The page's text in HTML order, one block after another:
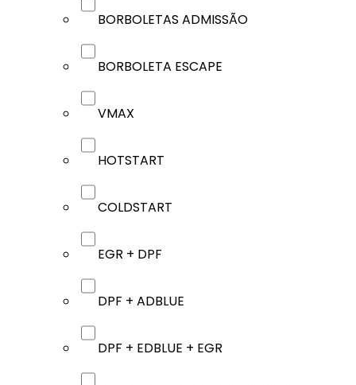
BORBOLETAS ADMISSÃO
BORBOLETA ESCAPE
VMAX
HOTSTART
COLDSTART
EGR + DPF
DPF + ADBLUE
DPF + EDBLUE + EGR